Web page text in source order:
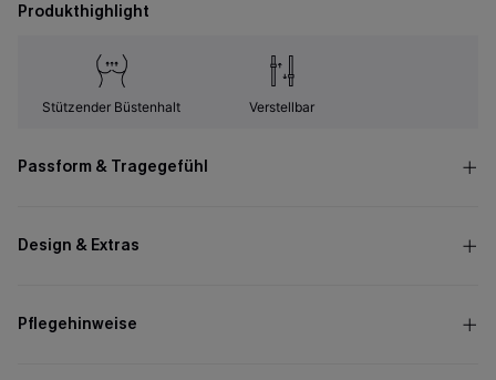
Produkthighlight
Stützender Büstenhalt Verstellbar
Passform & Tragegefühl
Design & Extras
Pflegehinweise